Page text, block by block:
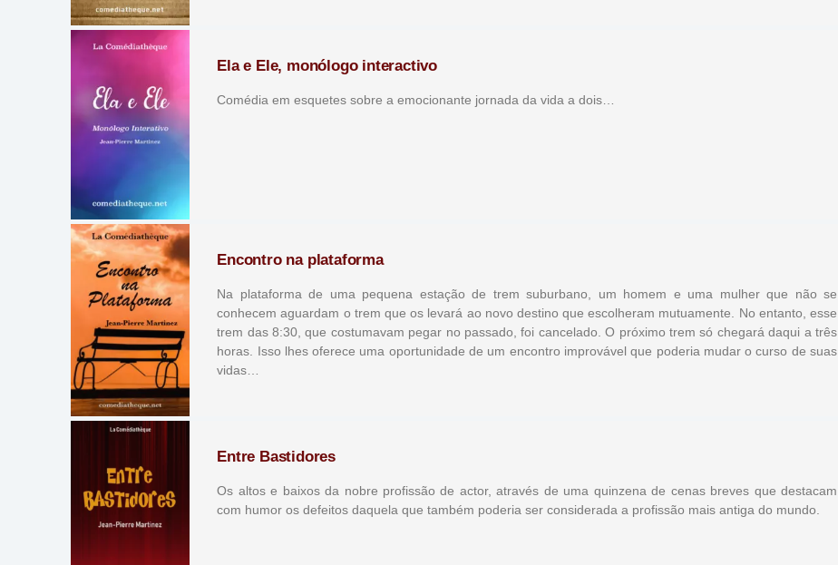
Ela e Ele, monólogo interactivo
Comédia em esquetes sobre a emocionante jornada da vida a dois…
Encontro na plataforma
Na plataforma de uma pequena estação de trem suburbano, um homem e uma mulher que não se
conhecem aguardam o trem que os levará ao novo destino que escolheram mutuamente. No entanto, esse
trem das 8:30, que costumavam pegar no passado, foi cancelado. O próximo trem só chegará daqui a três
horas. Isso lhes oferece uma oportunidade de um encontro improvável que poderia mudar o curso de suas
vidas…
Entre Bastidores
Os altos e baixos da nobre profissão de actor, através de uma quinzena de cenas breves que destacam
com humor os defeitos daquela que também poderia ser considerada a profissão mais antiga do mundo.